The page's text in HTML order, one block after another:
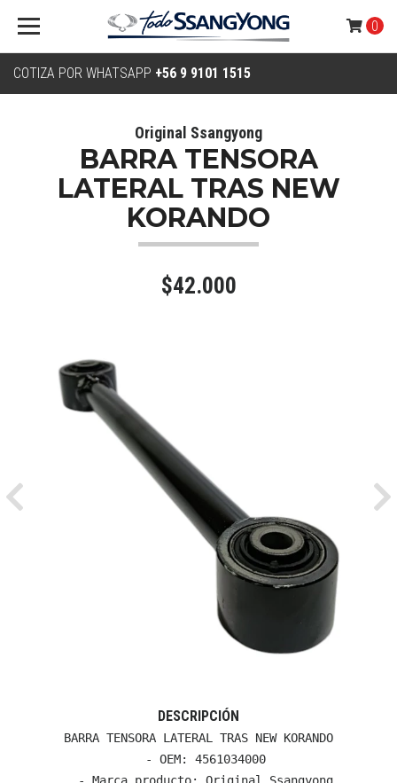
COTIZA POR WHATSAPP +56 9 9101 1515
0
Original Ssangyong
BARRA TENSORA
LATERAL TRAS NEW
KORANDO
$42.000
Previous
DESCRIPCIÓN
BARRA TENSORA LATERAL TRAS NEW KORANDO
  - OEM: 4561034000
  - Marca producto: Original Ssangyong